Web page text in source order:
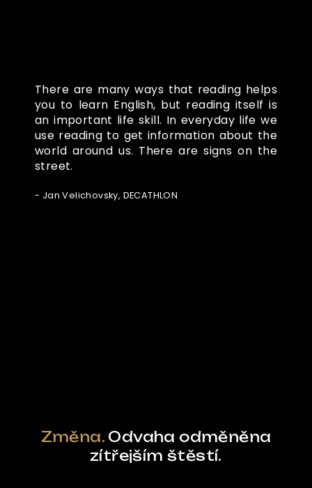
There are many ways that reading helps
you to learn English, but reading itself is
an important life skill. In everyday life we
use reading to get information about the
world around us. There are signs on the
street.
- Jan Velichovsky, DECATHLON
Změna. Odvaha odměněna
zítřejším štěstí.